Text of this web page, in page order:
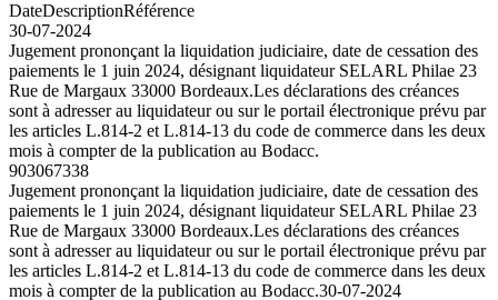
DateDescriptionRéférence
30-07-2024
Jugement prononçant la liquidation judiciaire, date de cessation des
paiements le 1 juin 2024, désignant liquidateur SELARL Philae 23
Rue de Margaux 33000 Bordeaux.Les déclarations des créances
sont à adresser au liquidateur ou sur le portail électronique prévu par
les articles L.814-2 et L.814-13 du code de commerce dans les deux
mois à compter de la publication au Bodacc.
903067338
Jugement prononçant la liquidation judiciaire, date de cessation des
paiements le 1 juin 2024, désignant liquidateur SELARL Philae 23
Rue de Margaux 33000 Bordeaux.Les déclarations des créances
sont à adresser au liquidateur ou sur le portail électronique prévu par
les articles L.814-2 et L.814-13 du code de commerce dans les deux
mois à compter de la publication au Bodacc.30-07-2024